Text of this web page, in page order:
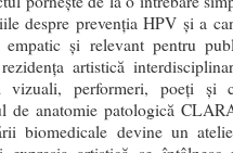
despre prevenția HPV și a
empatic și relevant pentru
artistică
vizuali, performeri, poeți și
de anatomie patologică
biomedicale devine un